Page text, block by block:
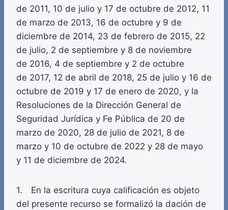
de 2011, 10 de julio y 17 de octubre de 2012, 11
de marzo de 2013, 16 de octubre y 9 de
diciembre de 2014, 23 de febrero de 2015, 22
de julio, 2 de septiembre y 8 de noviembre
de 2016, 4 de septiembre y 2 de octubre
de 2017, 12 de abril de 2018, 25 de julio y 16 de
octubre de 2019 y 17 de enero de 2020, y la
Resoluciones de la Dirección General de
Seguridad Jurídica y Fe Pública de 20 de
marzo de 2020, 28 de julio de 2021, 8 de
marzo y 10 de octubre de 2022 y 28 de mayo
y 11 de diciembre de 2024.
1. En la escritura cuya calificación es objeto
del presente recurso se formalizó la dación de